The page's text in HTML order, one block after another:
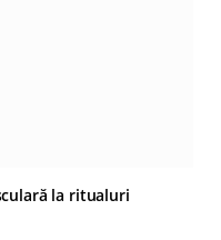
la ritualuri